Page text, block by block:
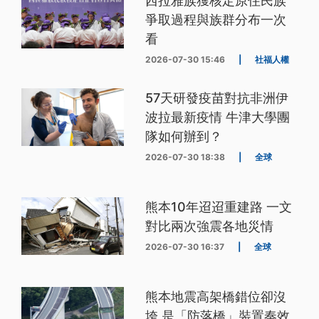
爭取過程與族群分布一次
看
2026-07-30 15:46 社福人權
57天研發疫苗對抗非洲伊
波拉最新疫情 牛津大學團
隊如何辦到？
2026-07-30 18:38 全球
熊本10年迢迢重建路 一文
對比兩次強震各地災情
2026-07-30 16:37 全球
熊本地震高架橋錯位卻沒
垮 是「防落橋」裝置奏效